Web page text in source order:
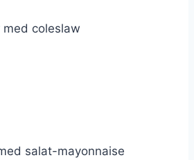
med coleslaw
salat-mayonnaise